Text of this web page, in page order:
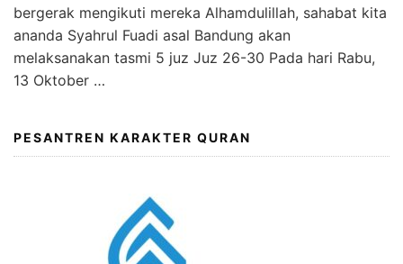
bergerak mengikuti mereka Alhamdulillah, sahabat kita
ananda Syahrul Fuadi asal Bandung akan
melaksanakan tasmi 5 juz Juz 26-30 Pada hari Rabu,
13 Oktober …
PESANTREN KARAKTER QURAN